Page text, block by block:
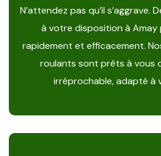
N’attendez pas qu’il s’aggrave.
à votre disposition à Amay
rapidement et efficacement.
roulants sont prêts à vous
irréprochable, adapté à